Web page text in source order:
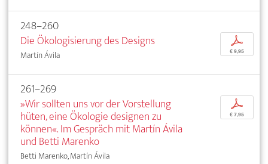
248–260
Die Ökologisierung des Designs
Martín Ávila
p
€ 9,95
261–269
»Wir sollten uns vor der Vorstellung
hüten, eine Ökologie designen zu
können«. Im Gespräch mit Martín Ávila
und Betti Marenko
Betti Marenko, Martín Ávila
p
€ 7,95